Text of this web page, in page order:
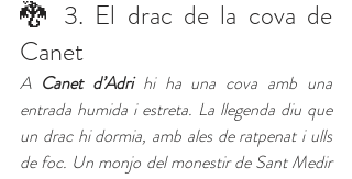
🐉 3. El drac de la cova de
Canet
A Canet d’Adri hi ha una cova amb una
entrada humida i estreta. La llegenda diu que
un drac hi dormia, amb ales de ratpenat i ulls
de foc. Un monjo del monestir de Sant Medir